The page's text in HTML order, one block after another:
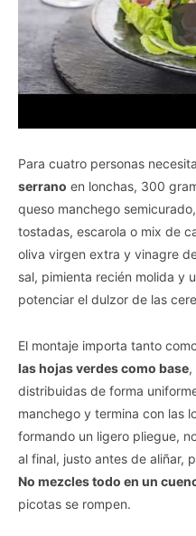
Para cuatro personas
serrano en lonchas, 300
queso manchego
tostadas, escarola o mix de
oliva virgen extra y vinagre
sal, pimienta recién molida y
potenciar el dulzor de las
El montaje importa tanto
las hojas verdes como base,
distribuidas de forma
manchego y termina con las
formando un ligero pliegue,
al final, justo antes de aliñar,
No mezcles todo en un
picotas se rompen.